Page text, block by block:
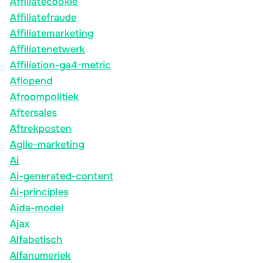
Affiliatefraude
Affiliatemarketing
Affiliatenetwerk
Affiliation-ga4-metric
Aflopend
Afroompolitiek
Aftersales
Aftrekposten
Agile-marketing
Ai
Ai-generated-content
Ai-principles
Aida-model
Ajax
Alfabetisch
Alfanumeriek